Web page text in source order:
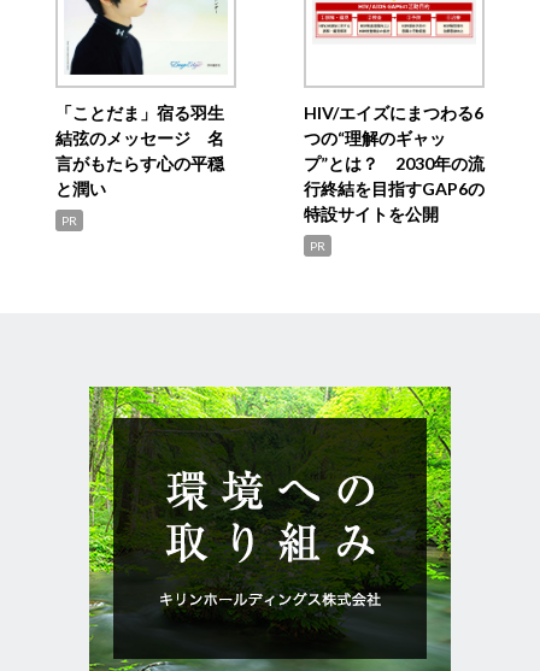
「ことだま」宿る羽生
結弦のメッセージ 名
言がもたらす心の平穏
と潤い
PR
HIV/エイズにまつわる6
つの“理解のギャッ
プ”とは？ 2030年の流
行終結を目指すGAP6の
特設サイトを公開
PR